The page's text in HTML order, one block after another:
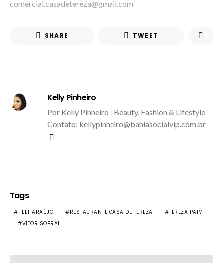
comercial.casadetereza@gmail.com
SHARE TWEET
Kelly Pinheiro
Por Kelly Pinheiro | Beauty, Fashion & Lifestyle
Contato: kellypinheiro@bahiasocialvip.com.br
Tags
HELT ARAÚJO RESTAURANTE CASA DE TEREZA
TEREZA PAIM
VITOR SOBRAL